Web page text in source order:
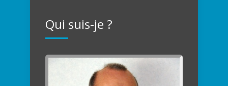
Qui suis-je ?